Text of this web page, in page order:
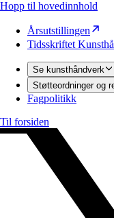
Hopp til hovedinnhold
Årsutstillingen
Tidsskriftet
Se kunsthåndverk
Støtteordninger og
Fagpolitikk
Til forsiden